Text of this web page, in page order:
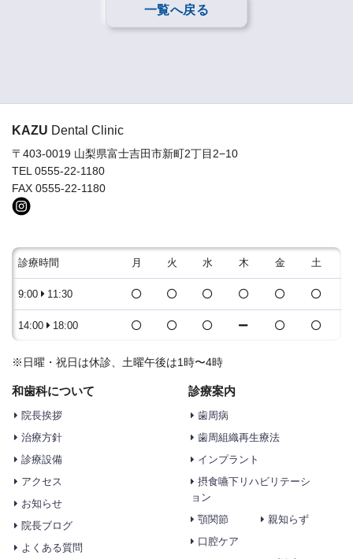
一覧へ戻る
KAZU Dental Clinic
〒403-0019 山梨県富士吉田市新町2丁目2−10
TEL 0555-22-1180
FAX 0555-22-1180
診療時間 月 火 水 木 金 土
9:00 11:30
14:00 18:00
※日曜・祝日は休診、土曜午後は1時〜4時
和歯科について
院長挨拶
治療方針
診療設備
アクセス
お知らせ
院長ブログ
よくある質問
診療案内
歯周病
歯周組織再生療法
インプラント
摂食嚥下リハビリテーシ
ョン
顎関節
親知らず
口腔ケア